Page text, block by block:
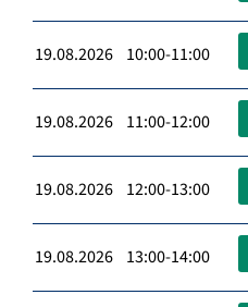
19.08.2026 10:00-11:00
19.08.2026 11:00-12:00
19.08.2026 12:00-13:00
19.08.2026 13:00-14:00